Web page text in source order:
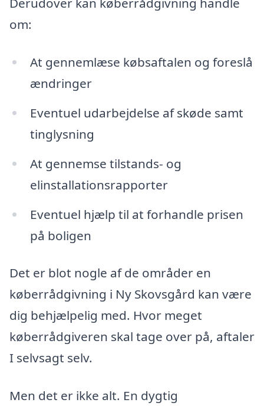
om:
At gennemlæse købsaftalen og foreslå
ændringer
Eventuel udarbejdelse af skøde samt
tinglysning
At gennemse tilstands- og
elinstallationsrapporter
Eventuel hjælp til at forhandle prisen
på boligen
Det er blot nogle af de områder en
køberrådgivning i Ny Skovsgård kan være
dig behjælpelig med. Hvor meget
køberrådgiveren skal tage over på, aftaler
I selvsagt selv.
Men det er ikke alt. En dygtig